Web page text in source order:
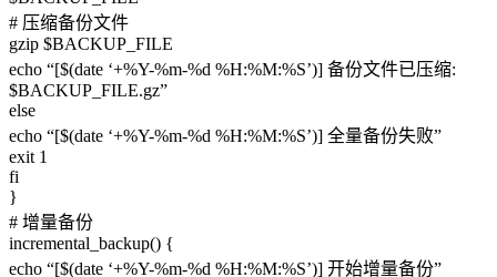
# 压缩备份文件
gzip $BACKUP_FILE
echo “[$(date ‘+%Y-%m-%d %H:%M:%S’)] 备份文件已压缩:
$BACKUP_FILE.gz”
else
echo “[$(date ‘+%Y-%m-%d %H:%M:%S’)] 全量备份失败”
exit 1
fi
}
# 增量备份
incremental_backup() {
echo “[$(date ‘+%Y-%m-%d %H:%M:%S’)] 开始增量备份”